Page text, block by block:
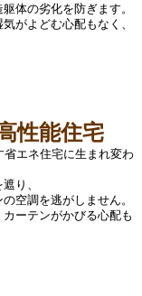
体の劣化を防ぎます。
がよどむ心配もなく、
性能住宅
エネ住宅に生まれ変わ
り、
空調を逃がしません。
ーテンがかびる心配も